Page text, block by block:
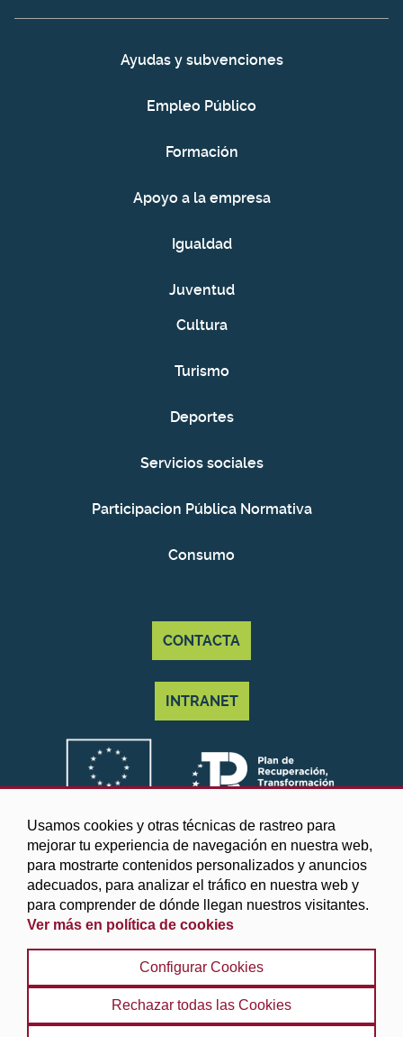
Usamos cookies y otras técnicas de rastreo para
mejorar tu experiencia de navegación en nuestra web,
para mostrarte contenidos personalizados y anuncios
adecuados, para analizar el tráfico en nuestra web y
para comprender de dónde llegan nuestros visitantes.
Ver más en política de cookies
Configurar Cookies
Rechazar todas las Cookies
Ayudas y subvenciones
Empleo Público
Formación
Apoyo a la empresa
Igualdad
Juventud
Cultura
Turismo
Deportes
Servicios sociales
Participacion Pública Normativa
Consumo
CONTACTA
INTRANET
©2025 Diputación de Granada
Aviso legal y Política de privacidad | Política de cookies
Protección de datos | Accesibilidad | Búsqueda |
Mapa web